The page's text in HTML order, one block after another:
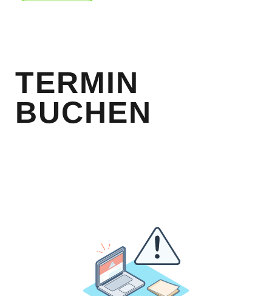
TERMIN
BUCHEN